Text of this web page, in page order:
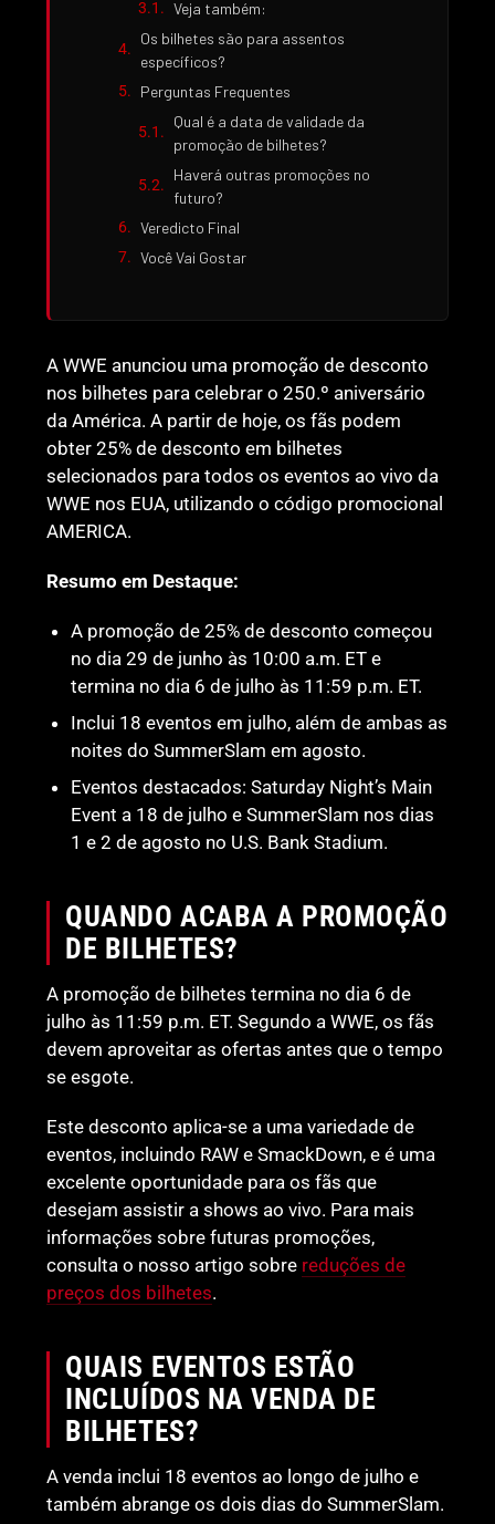
Veja também:
Os bilhetes são para assentos
específicos?
Perguntas Frequentes
Qual é a data de validade da
promoção de bilhetes?
Haverá outras promoções no
futuro?
Veredicto Final
Você Vai Gostar
A WWE anunciou uma promoção de desconto
nos bilhetes para celebrar o 250.º aniversário
da América. A partir de hoje, os fãs podem
obter 25% de desconto em bilhetes
selecionados para todos os eventos ao vivo da
WWE nos EUA, utilizando o código promocional
AMERICA.
Resumo em Destaque:
A promoção de 25% de desconto começou
no dia 29 de junho às 10:00 a.m. ET e
termina no dia 6 de julho às 11:59 p.m. ET.
Inclui 18 eventos em julho, além de ambas as
noites do SummerSlam em agosto.
Eventos destacados: Saturday Night’s Main
Event a 18 de julho e SummerSlam nos dias
1 e 2 de agosto no U.S. Bank Stadium.
QUANDO ACABA A PROMOÇÃO
DE BILHETES?
A promoção de bilhetes termina no dia 6 de
julho às 11:59 p.m. ET. Segundo a WWE, os fãs
devem aproveitar as ofertas antes que o tempo
se esgote.
Este desconto aplica-se a uma variedade de
eventos, incluindo RAW e SmackDown, e é uma
excelente oportunidade para os fãs que
desejam assistir a shows ao vivo. Para mais
informações sobre futuras promoções,
consulta o nosso artigo sobre reduções de
preços dos bilhetes.
QUAIS EVENTOS ESTÃO
INCLUÍDOS NA VENDA DE
BILHETES?
A venda inclui 18 eventos ao longo de julho e
também abrange os dois dias do SummerSlam.